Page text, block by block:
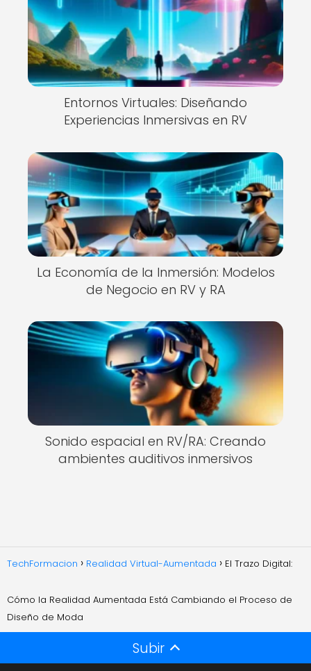
Entornos Virtuales: Diseñando
Experiencias Inmersivas en RV
La Economía de la Inmersión: Modelos
de Negocio en RV y RA
Sonido espacial en RV/RA: Creando
ambientes auditivos inmersivos
TechFormacion Realidad Virtual-Aumentada El Trazo Digital:
Cómo la Realidad Aumentada Está Cambiando el Proceso de
Diseño de Moda
Subir